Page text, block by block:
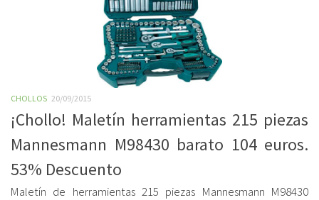
CHOLLOS 20/09/2015
¡Chollo! Maletín herramientas 215 piezas
Mannesmann M98430 barato 104 euros.
53% Descuento
Maletín de herramientas 215 piezas Mannesmann M98430